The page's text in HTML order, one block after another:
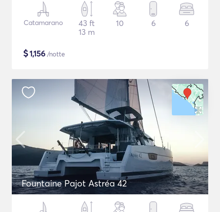
Catamarano
43 ft
13 m
10 6 6
$1,156 /notte
Fountaine Pajot Astréa 42